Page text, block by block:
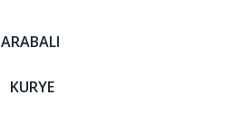
ARABALI
KURYE